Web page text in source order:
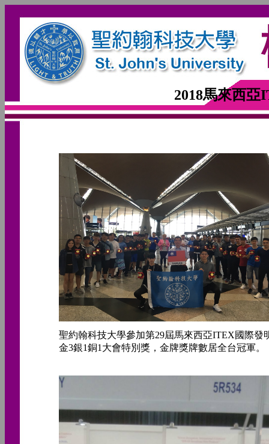
2018馬來西
聖約翰科技大學參加第29屆馬來西亞ITEX國際發
金3銀1銅1大會特別獎，金牌獎牌數居全台冠軍。